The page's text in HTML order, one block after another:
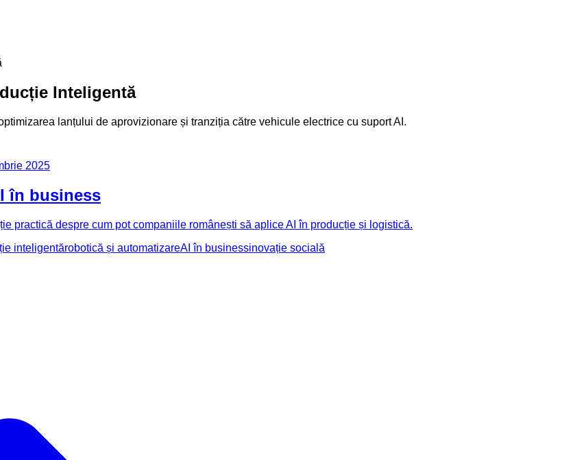
Inteligentă
lanțului de aprovizionare și tranziția către vehicule electrice cu suport AI.
2025
în business
practică despre cum pot companiile românești să aplice AI în producție și logistică.
inteligentărobotică și automatizareAI în businessinovație socială